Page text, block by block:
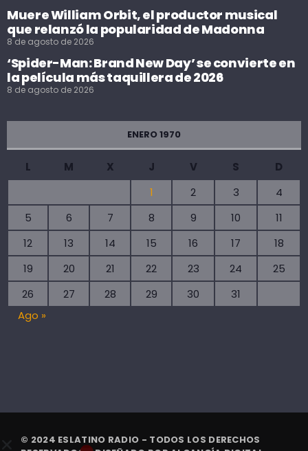
Muere William Orbit, el productor musical
que relanzó la popularidad de Madonna
8 de agosto de 2026
‘Spider-Man: Brand New Day’ se convierte en
la película más taquillera de 2026
8 de agosto de 2026
ENERO 1970
L M X J V S
D
1
2 3
4
5
6 7 8 9 10
11
12
13 14 15 16 17
18
19
20 21 22 23 24
25
26
27 28 29 30
31
Ago »
© 2024 ESLATINO RADIO - TODOS LOS DERECHOS